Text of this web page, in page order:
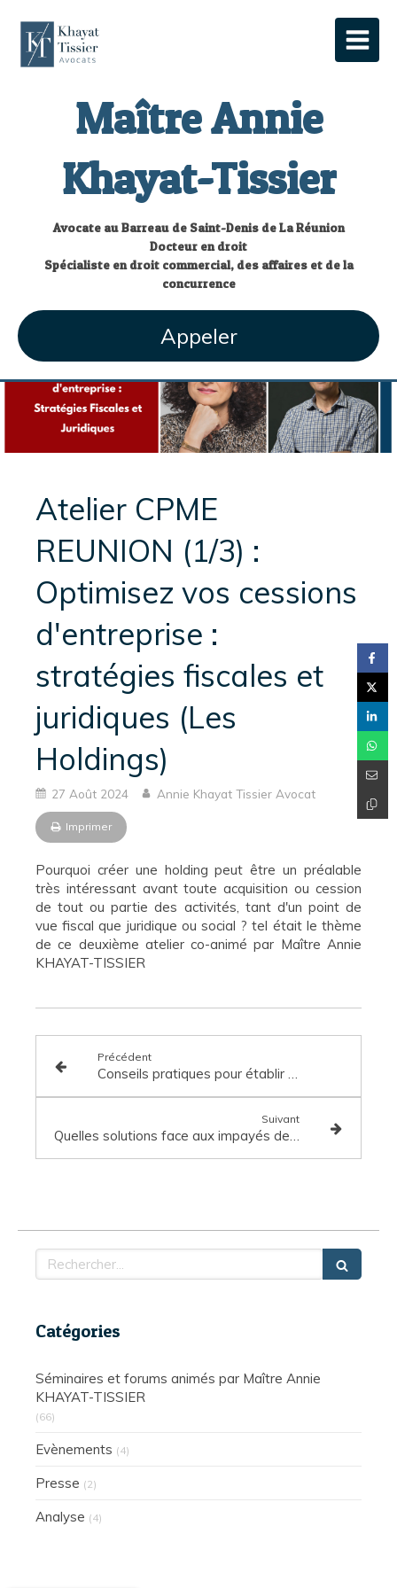
Maître Annie
Khayat-Tissier
Avocate au Barreau de Saint-Denis de La Réunion
Docteur en droit
Spécialiste en droit commercial, des affaires et de la
concurrence
Appeler
Atelier CPME
REUNION (1/3) :
Optimisez vos cessions
d'entreprise :
stratégies fiscales et
juridiques (Les
Holdings)
27 Août 2024 Annie Khayat Tissier Avocat
Imprimer
Pourquoi créer une holding peut être un préalable
très intéressant avant toute acquisition ou cession
de tout ou partie des activités, tant d'un point de
vue fiscal que juridique ou social ? tel était le thème
de ce deuxième atelier co-animé par Maître Annie
KHAYAT-TISSIER
Précédent
Suivant
Rechercher
Catégories
Séminaires et forums animés par Maître Annie
KHAYAT-TISSIER
(66)
Evènements (4)
Presse (2)
Analyse (4)